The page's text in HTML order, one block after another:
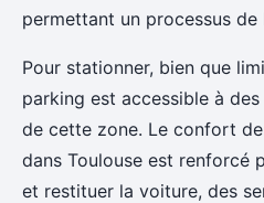
permettant un processus
Pour stationner, bien que
parking est accessible à
de cette zone. Le confort
dans Toulouse est renforcé
et restituer la voiture, des